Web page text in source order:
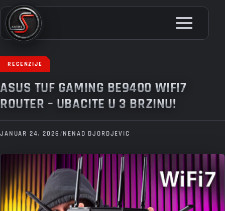
Skip
to
main
RECENZIJE
ASUS TUF GAMING BE9400 WIFI7
ROUTER – UBACITE U 3 BRZINU!
JANUAR 24, 2026 /NENAD DJORDJEVIC